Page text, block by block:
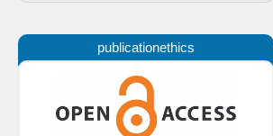
publicationethics